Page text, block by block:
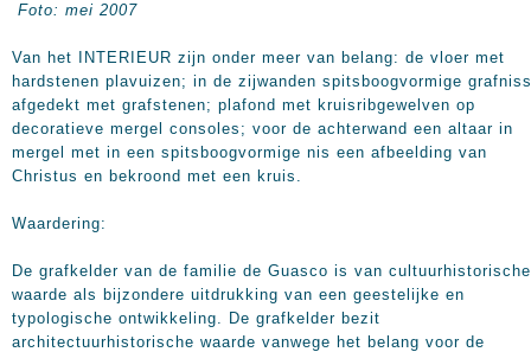
Foto: mei 2007
Van het INTERIEUR zijn onder meer van belang: de vloer met
hardstenen plavuizen; in de zijwanden spitsboogvormige
afgedekt met grafstenen; plafond met kruisribgewelven op
decoratieve mergel consoles; voor de achterwand een altaar in
mergel met in een spitsboogvormige nis een afbeelding van
Christus en bekroond met een kruis.
Waardering:
De grafkelder van de familie de Guasco is van cultuurhistorische
waarde als bijzondere uitdrukking van een geestelijke en
typologische ontwikkeling. De grafkelder bezit
architectuurhistorische waarde vanwege het belang voor de